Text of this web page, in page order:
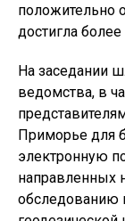
положительно
достигла
На заседании
ведомства, в
Приморье для
электронную
направленных
обследованию